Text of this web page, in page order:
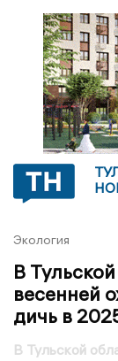
Экология
В
весенней
дичь в
В Тульской